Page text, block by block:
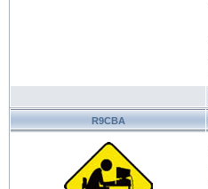
R9CBA